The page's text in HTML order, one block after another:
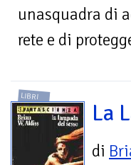
unasquadra di
rete e di
LIBRI
La
di